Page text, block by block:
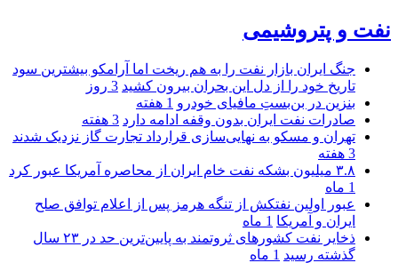
نفت و پتروشیمی
جنگ ایران بازار نفت را به هم ریخت اما آرامکو بیشترین سود
تاریخ خود را از دل این بحران بیرون کشید 3 روز
بنزین در بن‌بستِ مافیای خودرو 1 هفته
صادرات نفت ایران بدون وقفه ادامه دارد 3 هفته
تهران و مسکو به نهایی‌سازی قرارداد تجارت گاز نزدیک شدند
3 هفته
۳.۸ میلیون بشکه نفت خام ایران از محاصره آمریکا عبور کرد
1 ماه
عبور اولین نفتکش از تنگه هرمز پس از اعلام توافق صلح
ایران و آمریکا 1 ماه
ذخایر نفت کشورهای ثروتمند به پایین‌ترین حد در ۲۳ سال
گذشته رسید 1 ماه